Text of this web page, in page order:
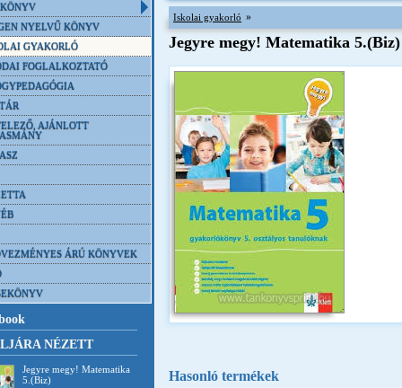
NYELVŰ KÖNYV
GYAKORLÓ
FOGLALKOZTATÓ
AJÁNLOTT
ÁRÚ KÖNYVEK
NÉZETT
Jegyre megy! Matematika
5.(Biz)
Iskolai gyakorló »
Jegyre megy! Matematika 5.(Biz)
Hasonló termékek